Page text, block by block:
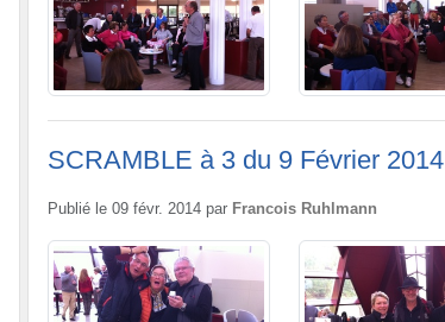
SCRAMBLE à 3 du 9 Février 2014
Publié le 09 févr. 2014 par Francois Ruhlmann